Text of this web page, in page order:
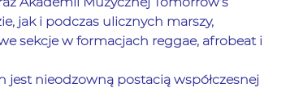
jak i podczas ulicznych marszy,
sekcje w formacjach reggae, afrobeat i
jest nieodzowną postacią współczesnej